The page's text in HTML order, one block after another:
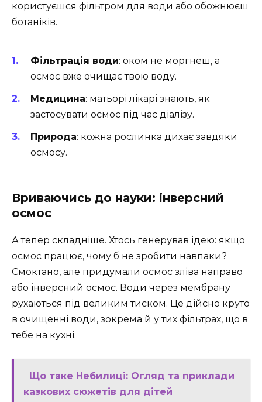
користуєшся фільтром для води або обожнюєш
ботаніків.
Фільтрація води: оком не моргнеш, а
осмос вже очищає твою воду.
Медицина: матьорі лікарі знають, як
застосувати осмос під час діалізу.
Природа: кожна рослинка дихає завдяки
осмосу.
Вриваючись до науки: інверсний
осмос
А тепер складніше. Хтось генерував ідею: якщо
осмос працює, чому б не зробити навпаки?
Смоктано, але придумали осмос зліва направо
або інверсний осмос. Води через мембрану
рухаються під великим тиском. Це дійсно круто
в очищенні води, зокрема й у тих фільтрах, що в
тебе на кухні.
Що таке Небилиці: Огляд та приклади
казкових сюжетів для дітей